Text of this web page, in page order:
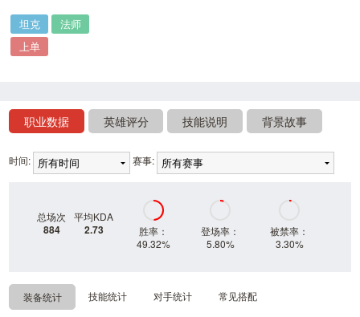
坦克
法师
上单
职业数据 英雄评分 技能说明 背景故事
时间: 赛事:
总场次
884
平均KDA
2.73
胜率：
49.32%
登场率：
5.80%
被禁率：
3.30%
装备统计 技能统计 对手统计 常见搭配